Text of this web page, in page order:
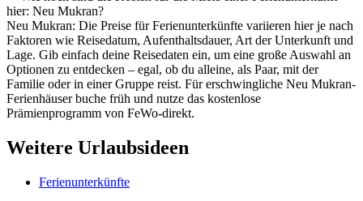
hier: Neu Mukran?
Neu Mukran: Die Preise für Ferienunterkünfte variieren hier je nach
Faktoren wie Reisedatum, Aufenthaltsdauer, Art der Unterkunft und
Lage. Gib einfach deine Reisedaten ein, um eine große Auswahl an
Optionen zu entdecken – egal, ob du alleine, als Paar, mit der
Familie oder in einer Gruppe reist. Für erschwingliche Neu Mukran-
Ferienhäuser buche früh und nutze das kostenlose
Prämienprogramm von FeWo-direkt.
Weitere Urlaubsideen
Ferienunterkünfte